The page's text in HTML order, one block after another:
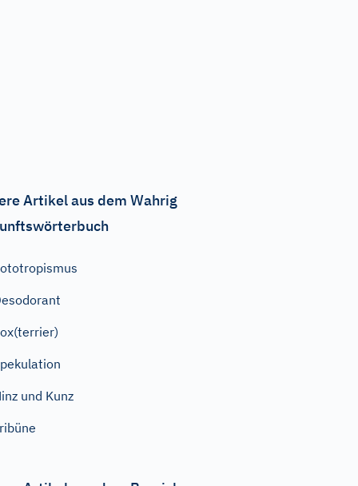
Artikel aus dem Wahrig
und Kunz